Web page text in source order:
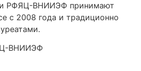
РФЯЦ-ВНИИЭФ принимают
с 2008 года и традиционно
ВНИИЭФ